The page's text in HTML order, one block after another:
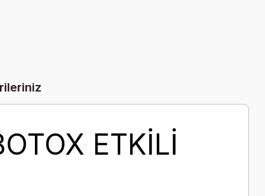
ETKİLİ